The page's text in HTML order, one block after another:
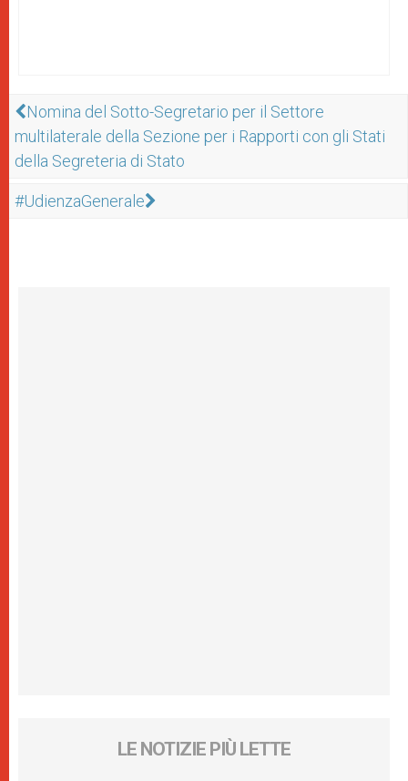
Nomina del Sotto-Segretario per il Settore
multilaterale della Sezione per i Rapporti con gli Stati
della Segreteria di Stato
#UdienzaGenerale
LE NOTIZIE PIÙ LETTE